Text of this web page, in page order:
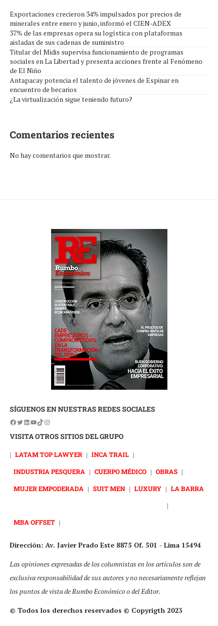
Exportaciones crecieron 34% impulsados por precios de
minerales entre enero y junio, informó el CIEN-ADEX
37% de las empresas opera su logística con plataformas
aisladas de sus cadenas de suministro
Titular del Midis supervisa funcionamiento de programas
sociales en La Libertad y presenta acciones frente al Fenómeno
de El Niño
Antapacay potencia el talento de jóvenes de Espinar en
encuentro de becarios
¿La virtualización sigue teniendo futuro?
Comentarios recientes
No hay comentarios que mostrar.
SÍGUENOS EN NUESTRAS REDES SOCIALES
VISITA OTROS SITIOS DEL GRUPO
| LATAM TOP LAWYER | INCA TRAIL |
INDUSTRIA PESQUERA | CUERPO MÉDICO | OBRAS |
MUJER EMPODERADA | SUIT MEN | LUXURY | LA BARRA
|
MBA OFFSET |
Dirección: Av. Javier Prado Este 8875 Of. 501 - Lima 15494
Las opiniones expresadas de los columnistas en los artículos son de
exclusiva responsabilidad de sus autores y no necesariamente reflejan
los puntos de vista de Rumbo Económico o del Editor.
© Todos los derechos reservados © Copyrigth 2023